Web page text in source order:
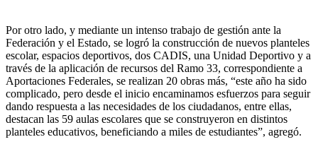
Por otro lado, y mediante un intenso trabajo de gestión ante la
Federación y el Estado, se logró la construcción de nuevos planteles
escolar, espacios deportivos, dos CADIS, una Unidad Deportivo y a
través de la aplicación de recursos del Ramo 33, correspondiente a
Aportaciones Federales, se realizan 20 obras más, “este año ha sido
complicado, pero desde el inicio encaminamos esfuerzos para seguir
dando respuesta a las necesidades de los ciudadanos, entre ellas,
destacan las 59 aulas escolares que se construyeron en distintos
planteles educativos, beneficiando a miles de estudiantes”, agregó.